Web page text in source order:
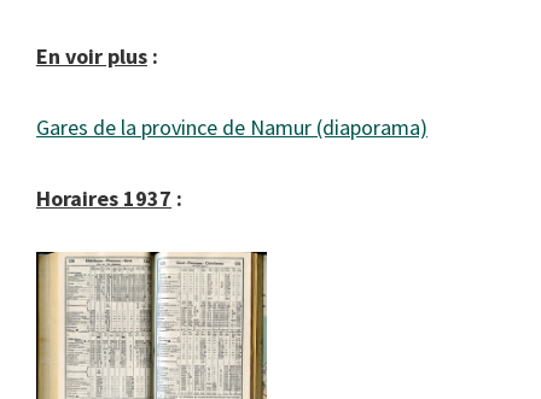
En voir plus :
Gares de la province de Namur (diaporama)
Horaires 1937 :